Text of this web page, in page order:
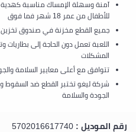
آمنة وسهلة الإمساك مناسبة كهدية
للأطفال من عمر 18 شهر فما فوق
جميع القطع مخزنة في صندوق
اللعبة تعمل دون الحاجة إلى بطاريات
المشكلات
تتوافق مع أعلى معايير السلامة والجودة
شركة ليغو تختبر القطع ضد السقوط
الجودة والسلامة
رقم الموديل : 5702016617740